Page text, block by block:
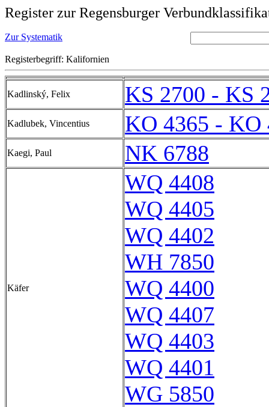
Register zur Regensburger
Zur Systematik
Registerbegriff: Kalifornien
Kadlinský, Felix KS 2700 - KS
Kadlubek, Vincentius KO 4365 - KO
Kaegi, Paul NK 6788
Käfer
WQ 4408
WQ 4405
WQ 4402
WH 7850
WQ 4400
WQ 4407
WQ 4403
WQ 4401
WG 5850